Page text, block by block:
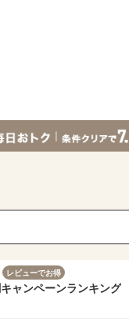
レビューでお得
キャンペーンランキング